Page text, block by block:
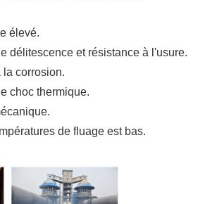
élevé.
délitescence et résistance à l'usure.
la corrosion.
choc thermique.
de fluage est bas.